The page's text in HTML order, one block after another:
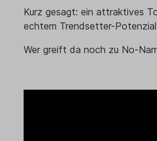
Kurz gesagt: ein attraktives
echtem Trendsetter-
Wer greift da noch zu No-